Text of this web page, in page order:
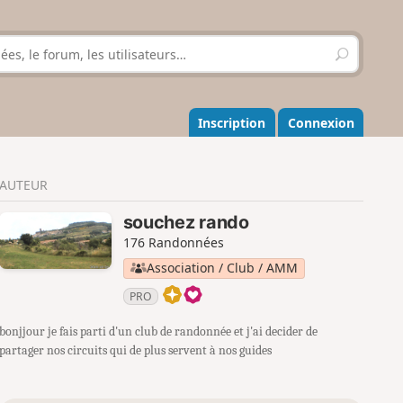
R
e
h
e
r
r
Inscription Connexion
AUTEUR
souchez rando
176 Randonnées
Association / Club / AMM
PRO
bonjjour je fais parti d'un club de randonnée et j'ai decider de
partager nos circuits qui de plus servent à nos guides